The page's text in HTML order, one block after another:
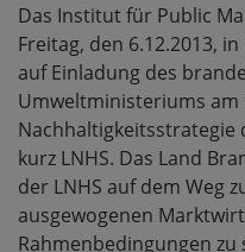
Das Institut für Public
Freitag, den 6.12.2013,
auf Einladung des
Umweltministeriums
Nachhaltigkeitsstrategie
kurz LNHS. Das Land
der LNHS auf dem Weg
ausgewogenen
Rahmenbedingungen